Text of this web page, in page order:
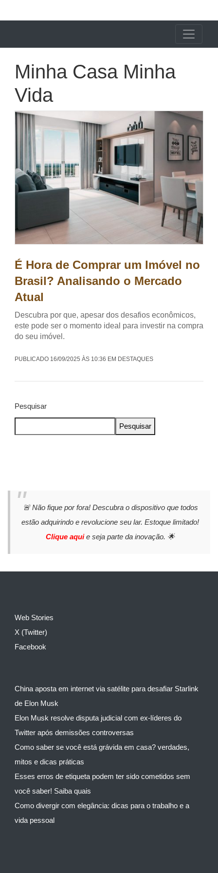
Minha Casa Minha
Vida
É Hora de Comprar um Imóvel no
Brasil? Analisando o Mercado
Atual
Descubra por que, apesar dos desafios econômicos,
este pode ser o momento ideal para investir na compra
do seu imóvel.
PUBLICADO 16/09/2025 ÀS 10:36 EM DESTAQUES
Pesquisar
Pesquisar
🚨 Não fique por fora! Descubra o dispositivo que todos
estão adquirindo e revolucione seu lar. Estoque limitado!
Clique aquie seja parte da inovação. 🌟
Web Stories
X (Twitter)
Facebook
China aposta em internet via satélite para desafiar Starlink
de Elon Musk
Elon Musk resolve disputa judicial com ex-líderes do
Twitter após demissões controversas
Como saber se você está grávida em casa? verdades,
mitos e dicas práticas
Esses erros de etiqueta podem ter sido cometidos sem
você saber! Saiba quais
Como divergir com elegância: dicas para o trabalho e a
vida pessoal